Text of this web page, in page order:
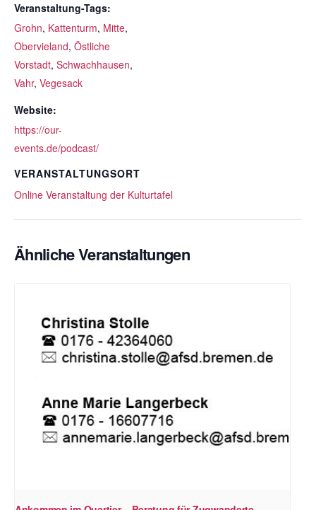
Veranstaltung-Tags:
Grohn, Kattenturm, Mitte,
Obervieland, Östliche
Vorstadt, Schwachhausen,
Vahr, Vegesack
Website:
https://our-
events.de/podcast/
VERANSTALTUNGSORT
Online Veranstaltung der Kulturtafel
Ähnliche Veranstaltungen